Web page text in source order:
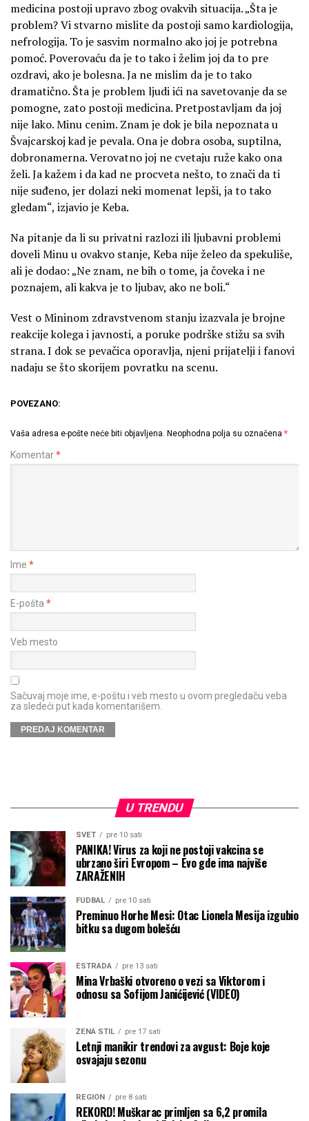
medicina postoji upravo zbog ovakvih situacija. „Šta je
problem? Vi stvarno mislite da postoji samo kardiologija,
nefrologija. To je sasvim normalno ako joj je potrebna
pomoć. Poverovaću da je to tako i želim joj da to pre
ozdravi, ako je bolesna. Ja ne mislim da je to tako
dramatično. Šta je problem ljudi ići na savetovanje da se
pomogne, zato postoji medicina. Pretpostavljam da joj
nije lako. Minu cenim. Znam je dok je bila nepoznata u
Švajcarskoj kad je pevala. Ona je dobra osoba, suptilna,
dobronamerna. Verovatno joj ne cvetaju ruže kako ona
želi. Ja kažem i da kad ne procveta nešto, to znači da ti
nije suđeno, jer dolazi neki momenat lepši, ja to tako
gledam“, izjavio je Keba.
Na pitanje da li su privatni razlozi ili ljubavni problemi
doveli Minu u ovakvo stanje, Keba nije želeo da spekuliše,
ali je dodao: „Ne znam, ne bih o tome, ja čoveka i ne
poznajem, ali kakva je to ljubav, ako ne boli.“
Vest o Mininom zdravstvenom stanju izazvala je brojne
reakcije kolega i javnosti, a poruke podrške stižu sa svih
strana. I dok se pevačica oporavlja, njeni prijatelji i fanovi
nadaju se što skorijem povratku na scenu.
POVEZANO:
Vaša adresa e-pošte neće biti objavljena. Neophodna polja su označena *
Komentar*
Ime *
E-pošta *
Veb mesto
Sačuvaj moje ime, e-poštu i veb mesto u ovom pregledaču veba
za sledeći put kada komentarišem.
U TRENDU
SVET pre 10 sati
PANIKA! Virus za koji ne postoji vakcina se
ubrzano širi Evropom – Evo gde ima najviše
ZARAŽENIH
FUDBAL pre 10 sati
Preminuo Horhe Mesi: Otac Lionela Mesija izgubio
bitku sa dugom bolešću
ESTRADA pre 13 sati
Mina Vrbaški otvoreno o vezi sa Viktorom i
odnosu sa Sofijom Janićijević (VIDEO)
ŽENA STIL pre 17 sati
Letnji manikir trendovi za avgust: Boje koje
osvajaju sezonu
REGION pre 8 sati
REKORD! Muškarac primljen sa 6,2 promila